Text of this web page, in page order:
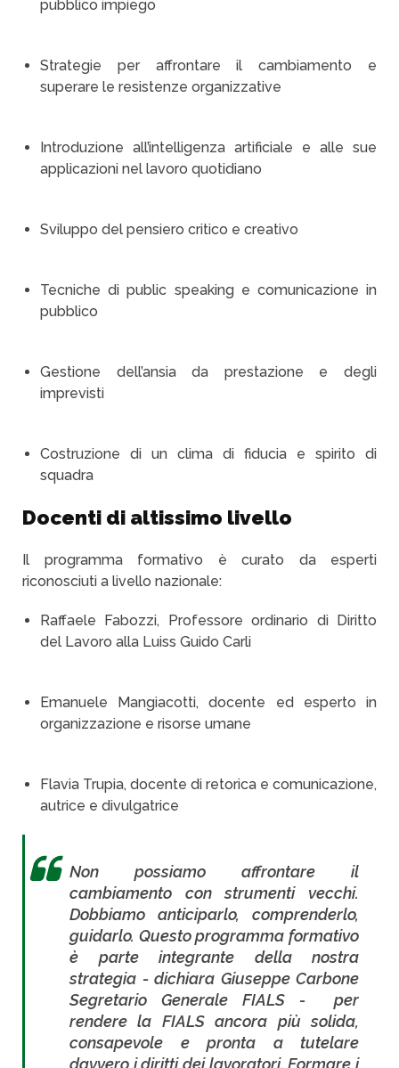
pubblico impiego
Strategie per affrontare il cambiamento e
superare le resistenze organizzative
Introduzione all’intelligenza artificiale e alle sue
applicazioni nel lavoro quotidiano
Sviluppo del pensiero critico e creativo
Tecniche di public speaking e comunicazione in
pubblico
Gestione dell’ansia da prestazione e degli
imprevisti
Costruzione di un clima di fiducia e spirito di
squadra
Docenti di altissimo livello
Il programma formativo è curato da esperti
riconosciuti a livello nazionale:
Raffaele Fabozzi, Professore ordinario di Diritto
del Lavoro alla Luiss Guido Carli
Emanuele Mangiacotti, docente ed esperto in
organizzazione e risorse umane
Flavia Trupia, docente di retorica e comunicazione,
autrice e divulgatrice
Non possiamo affrontare il
cambiamento con strumenti vecchi.
Dobbiamo anticiparlo, comprenderlo,
guidarlo. Questo programma formativo
è parte integrante della nostra
strategia - dichiara Giuseppe Carbone
Segretario Generale FIALS - per
rendere la FIALS ancora più solida,
consapevole e pronta a tutelare
davvero i diritti dei lavoratori. Formare i